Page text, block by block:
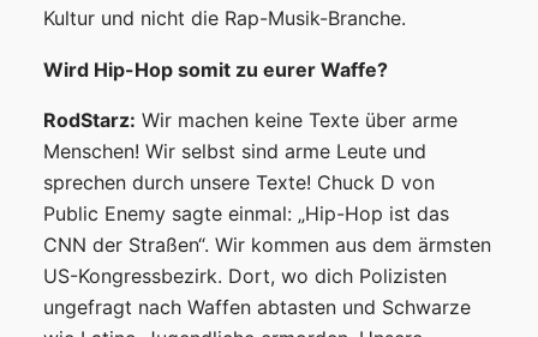
Kultur und nicht die Rap-Musik-Branche.
Wird Hip-Hop somit zu eurer Waffe?
RodStarz: Wir machen keine Texte über arme
Menschen! Wir selbst sind arme Leute und
sprechen durch unsere Texte! Chuck D von
Public Enemy sagte einmal: „Hip-Hop ist das
CNN der Straßen“. Wir kommen aus dem ärmsten
US-Kongressbezirk. Dort, wo dich Polizisten
ungefragt nach Waffen abtasten und Schwarze